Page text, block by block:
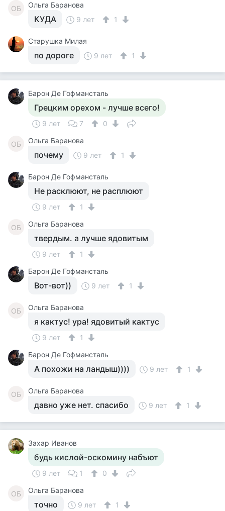
ОБ Ольга Баранова
КУДА 9 лет 1
Старушка Милая
по дороге 9 лет 1
Барон Де Гофмансталь
Грецким орехом - лучше всего!
9 лет 7 0
ОБ Ольга Баранова
почему 9 лет 1
Барон Де Гофмансталь
Не расклюют, не расплюют
9 лет 1
ОБ Ольга Баранова
твердым. а лучше ядовитым
9 лет
1
Барон Де Гофмансталь
Вот-вот)) 9 лет 1
ОБ Ольга Баранова
я кактус! ура! ядовитый кактус
9 лет
1
Барон Де Гофмансталь
А похожи на ландыш)))) 9 лет 1
ОБ Ольга Баранова
давно уже нет. спасибо 9 лет 1
Захар Иванов
будь кислой-оскомину набъют
9 лет 1 0
ОБ Ольга Баранова
точно 9 лет 1